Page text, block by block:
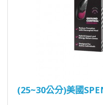
(25~30公分)美國